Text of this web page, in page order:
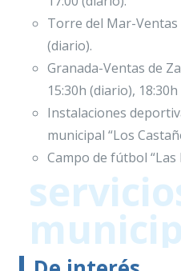
Torre del Mar-Ventas
(diario).
Granada-Ventas de
15:30h (diario),
Instalaciones
municipal “Los
Campo de fútbol “Las